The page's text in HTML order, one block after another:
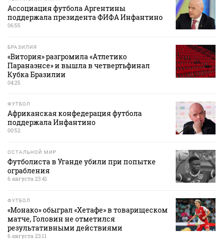
Ассоциация футбола Аргентины
поддержала президента ФИФА Инфантино
06:55
БРАЗИЛИЯ
«Витория» разгромила «Атлетико
Паранаэнсе» и вышла в четвертьфинал
Кубка Бразилии
04:25
ФУТБОЛ
Африканская конфедерация футбола
поддержала Инфантино
00:52
ОСТАЛЬНОЙ МИР
Футболиста в Уганде убили при попытке
ограбления
6 августа 23:41
ФУТБОЛ
«Монако» обыграл «Хетафе» в товарищеском
матче, Головин не отметился
результативными действиями
6 августа 23:11